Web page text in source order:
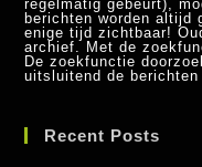
regelmatig gebeurt),
berichten worden altijd
enige tijd zichtbaar!
archief. Met de
De zoekfunctie
uitsluitend de berichten
Recent Posts